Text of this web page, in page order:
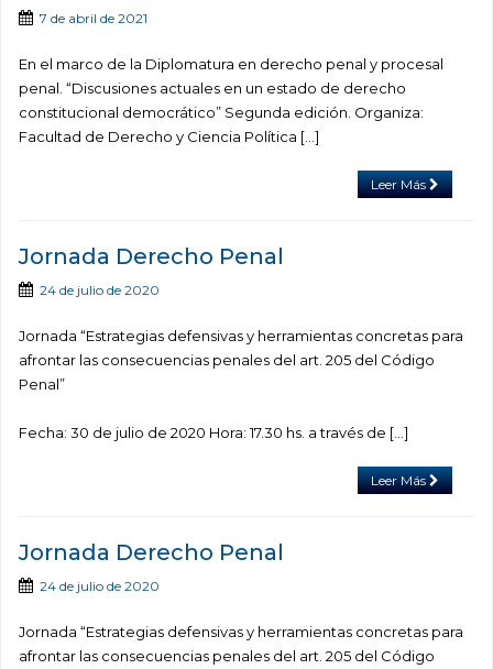
7 de abril de 2021
En el marco de la Diplomatura en derecho penal y procesal
penal. “Discusiones actuales en un estado de derecho
constitucional democrático” Segunda edición. Organiza:
Facultad de Derecho y Ciencia Política […]
Leer Más
Jornada Derecho Penal
24 de julio de 2020
Jornada “Estrategias defensivas y herramientas concretas para
afrontar las consecuencias penales del art. 205 del Código
Penal”
Fecha: 30 de julio de 2020 Hora: 17.30 hs. a través de […]
Leer Más
Jornada Derecho Penal
24 de julio de 2020
Jornada “Estrategias defensivas y herramientas concretas para
afrontar las consecuencias penales del art. 205 del Código